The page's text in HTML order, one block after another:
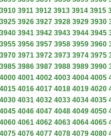
3910 3911 3912 3913 3914 3915
3925 3926 3927 3928 3929 3930
3940 3941 3942 3943 3944 3945
3955 3956 3957 3958 3959 3960
3970 3971 3972 3973 3974 3975
3985 3986 3987 3988 3989 3990
4000 4001 4002 4003 4004 4005
4015 4016 4017 4018 4019 4020
4030 4031 4032 4033 4034 4035
4045 4046 4047 4048 4049 4050
4060 4061 4062 4063 4064 4065
4075 4076 4077 4078 4079 4080